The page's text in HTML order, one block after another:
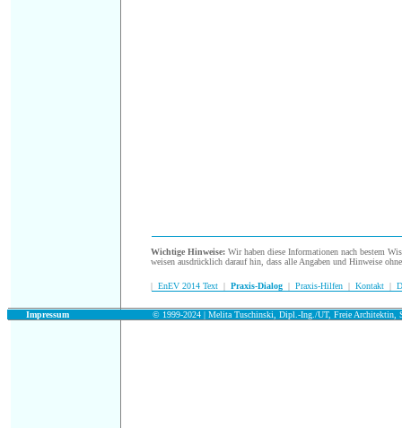
Wichtige Hinweise: Wir haben diese Informationen nach bestem
weisen ausdrücklich darauf hin, dass alle Angaben und Hinweise
| EnEV 2014 Text | Praxis-Dialog | Praxis-Hilfen | Kontakt |
Impressum © 1999-2024 | Melita Tuschinski, Dipl.-Ing./UT, Freie Architektin,